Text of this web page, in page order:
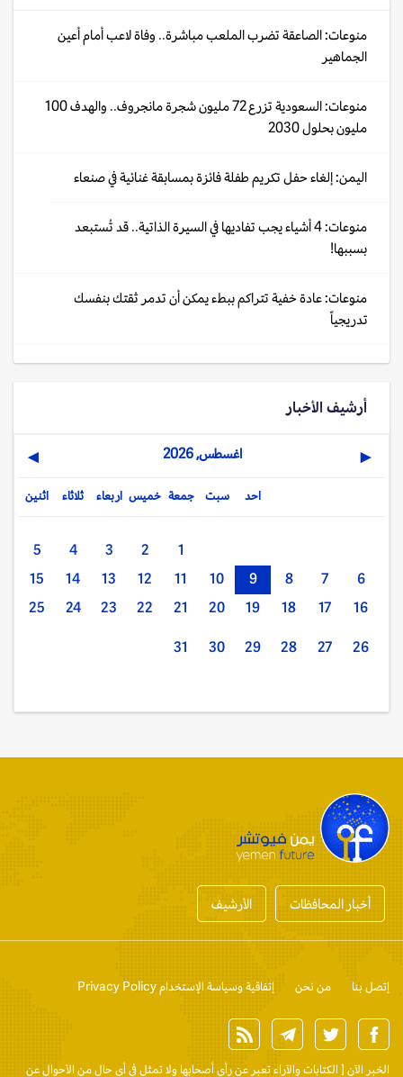
منوعات: الصاعقة تضرب الملعب مباشرة.. وفاة لاعب أمام أعين
الجماهير
منوعات: السعودية تزرع 72 مليون شجرة مانجروف.. والهدف 100
مليون بحلول 2030
اليمن: إلغاء حفل تكريم طفلة فائزة بمسابقة غنائية في صنعاء
منوعات: 4 أشياء يجب تفاديها في السيرة الذاتية.. قد تُستبعد
بسببها!
منوعات: عادة خفية تتراكم ببطء يمكن أن تدمر ثقتك بنفسك
تدريجياً
أرشيف الأخبار
◀ اغسطس, 2026 ▶
اثنين ثلاثاء اربعاء خميس جمعة سبت احد
1
2
3
4
5
6
7
8
9
10
11
12
13
14
15
16
17
18
19
20
21
22
23
24
25
26
27
28
29
30
31
أخبار المحافظات الأرشيف
إتصل بنا من نحن إتفاقية وسياسة الإستخدام Privacy Policy
الخبر الآن [ الكتابات والآراء تعبر عن رأي أصحابها ولا تمثل في أي حال من الأحوال عن